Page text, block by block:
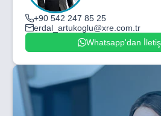
+90 542 247 85 25
erdal_artukoglu@xre.com.tr
Whatsapp'dan